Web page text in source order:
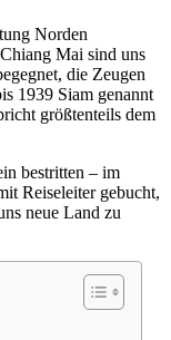
Norden
Mai sind uns
die Zeugen
1939 Siam genannt
größtenteils dem
bestritten – im
Reiseleiter gebucht,
neue Land zu